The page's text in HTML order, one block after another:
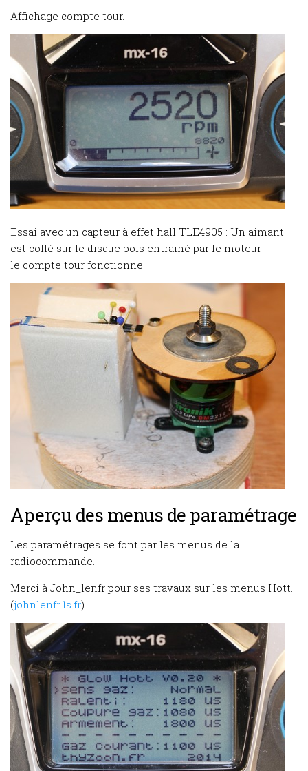
Affichage compte tour.
Essai avec un capteur à effet hall TLE4905 : Un aimant
est collé sur le disque bois entrainé par le moteur :
le compte tour fonctionne.
Aperçu des menus de paramétrage
Les paramétrages se font par les menus de la
radiocommande.
Merci à John_lenfr pour ses travaux sur les menus Hott.
(johnlenfr.1s.fr)